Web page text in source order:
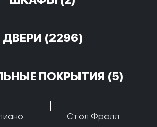
ДВЕРИ (2296)
ПОКРЫТИЯ (5)
Стол Фролл